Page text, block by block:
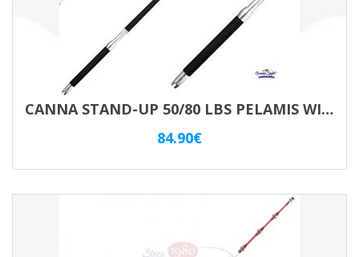
CANNA STAND-UP 50/80 LBS PELAMIS WILLIAMSON
84.90€